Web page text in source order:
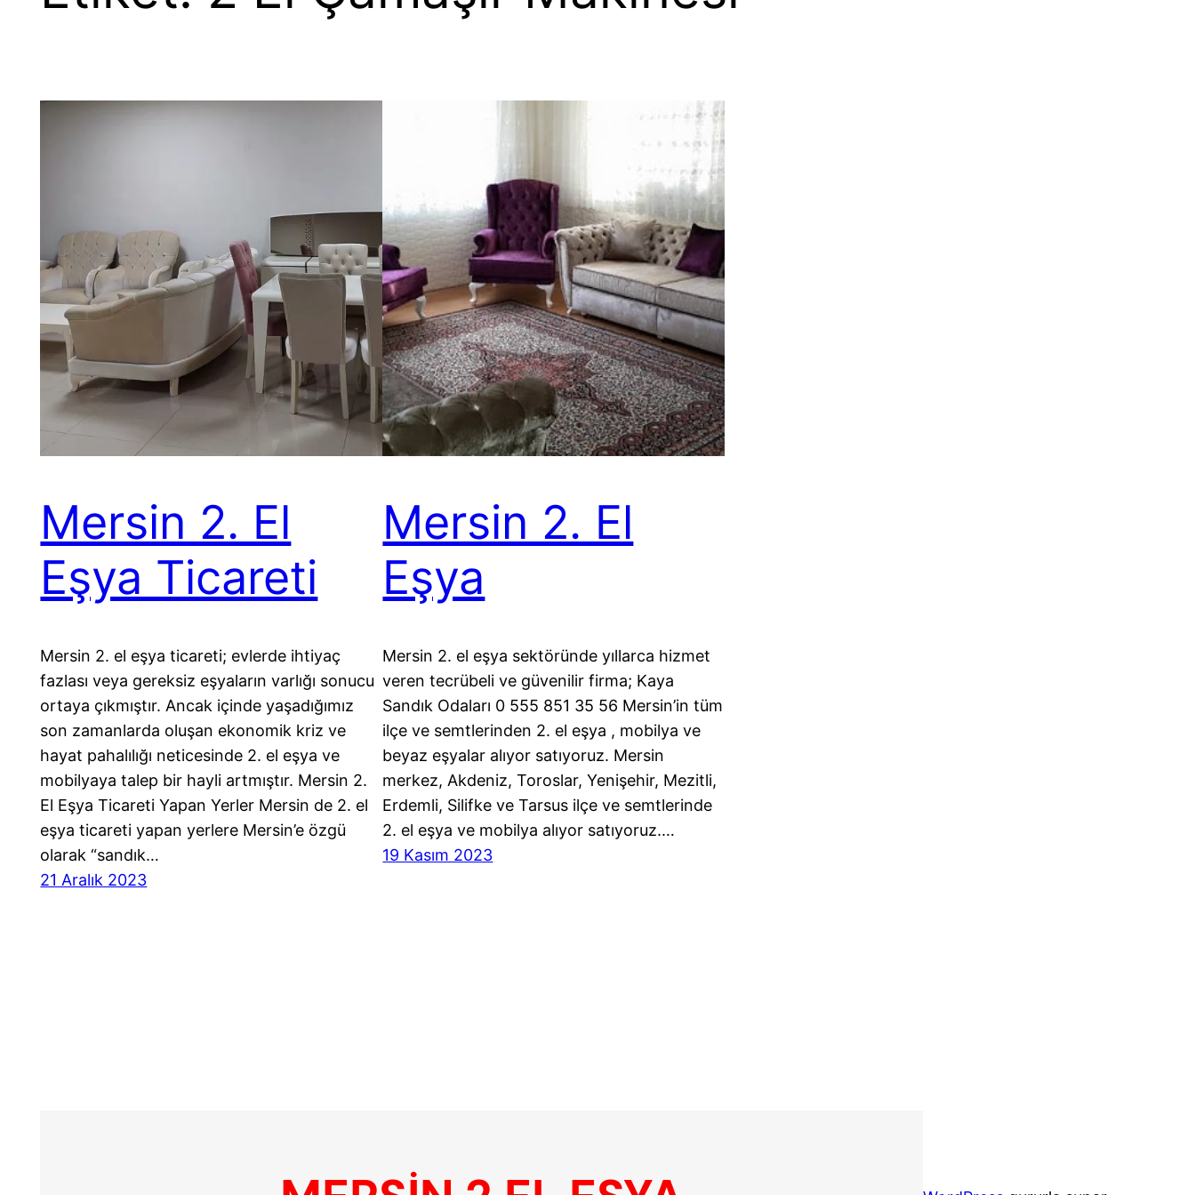
Mersin 2. El
Eşya Ticareti
Mersin 2. el eşya ticareti; evlerde ihtiyaç
fazlası veya gereksiz eşyaların varlığı sonucu
ortaya çıkmıştır. Ancak içinde yaşadığımız
son zamanlarda oluşan ekonomik kriz ve
hayat pahalılığı neticesinde 2. el eşya ve
mobilyaya talep bir hayli artmıştır. Mersin 2.
El Eşya Ticareti Yapan Yerler Mersin de 2. el
eşya ticareti yapan yerlere Mersin’e özgü
olarak “sandık…
21 Aralık 2023
Mersin 2. El
Eşya
Mersin 2. el eşya sektöründe yıllarca hizmet
veren tecrübeli ve güvenilir firma; Kaya
Sandık Odaları 0 555 851 35 56 Mersin’in tüm
ilçe ve semtlerinden 2. el eşya , mobilya ve
beyaz eşyalar alıyor satıyoruz. Mersin
merkez, Akdeniz, Toroslar, Yenişehir, Mezitli,
Erdemli, Silifke ve Tarsus ilçe ve semtlerinde
2. el eşya ve mobilya alıyor satıyoruz.…
19 Kasım 2023